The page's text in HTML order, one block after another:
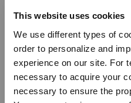
This website uses cookies
We use different types of
order to personalize and
experience on our site. For
necessary to acquire your
necessary to ensure the
sélectionné cet
hôtel parce qu' il
offre :
un Site Officiel de
qualité où réserver
avec des tarifs
avantageux sans
inutiles coûts
d'intermédiation ;
un bon rapport
qualité/prix